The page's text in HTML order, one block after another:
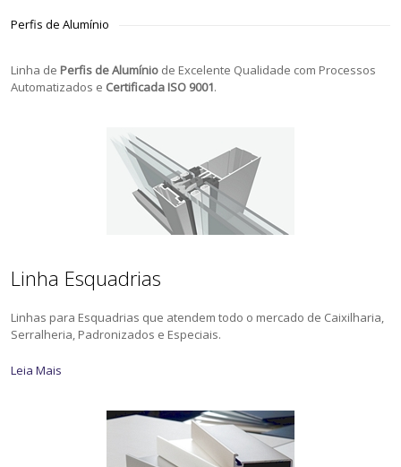
Perfis de Alumínio
Linha de Perfis de Alumínio de Excelente Qualidade com Processos
Automatizados e Certificada ISO 9001.
Linha Esquadrias
Linhas para Esquadrias que atendem todo o mercado de Caixilharia,
Serralheria, Padronizados e Especiais.
Leia Mais